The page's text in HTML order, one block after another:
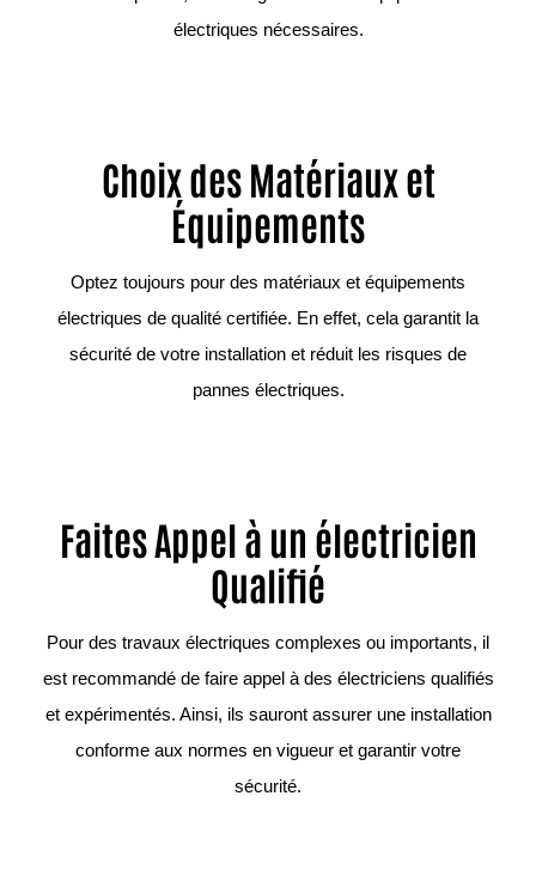
électriques nécessaires.
Choix des Matériaux et
Équipements
Optez toujours pour des matériaux et équipements
électriques de qualité certifiée. En effet, cela garantit la
sécurité de votre installation et réduit les risques de
pannes électriques.
Faites Appel à un électricien
Qualifié
Pour des travaux électriques complexes ou importants, il
est recommandé de faire appel à des électriciens qualifiés
et expérimentés. Ainsi, ils sauront assurer une installation
conforme aux normes en vigueur et garantir votre
sécurité.